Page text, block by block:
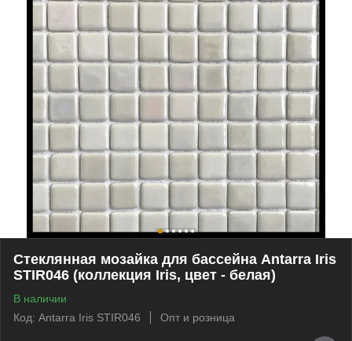
Стеклянная мозайка для бассейна Antarra Iris
STIR046 (коллекция Iris, цвет - белая)
В наличии
Код: Antarra Iris STIR046
Опт и розница